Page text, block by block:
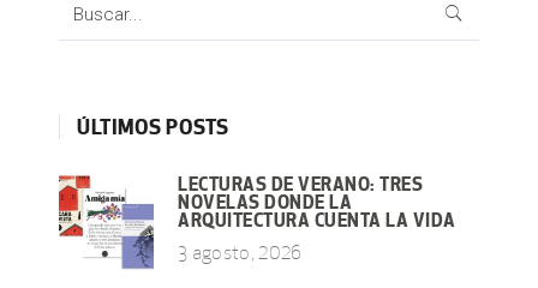
ÚLTIMOS POSTS
LECTURAS DE VERANO: TRES
NOVELAS DONDE LA
ARQUITECTURA CUENTA LA VIDA
3 agosto, 2026